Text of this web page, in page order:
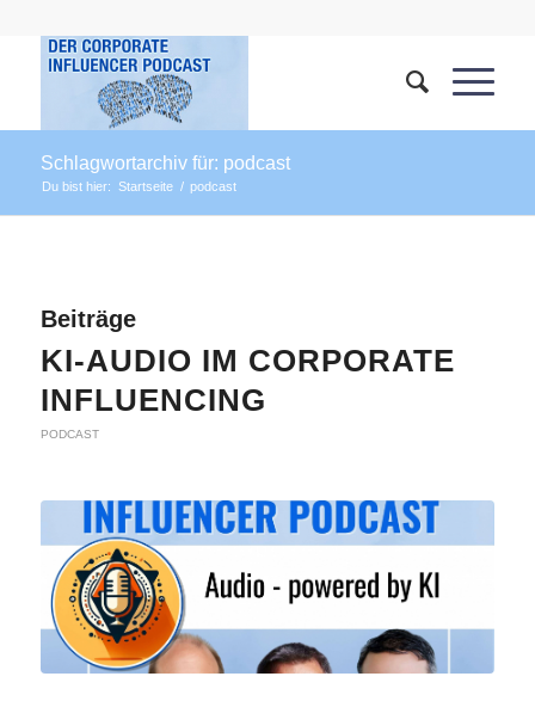
Schlagwortarchiv für: podcast
Du bist hier: Startseite / podcast
Beiträge
KI-AUDIO IM CORPORATE
INFLUENCING
PODCAST